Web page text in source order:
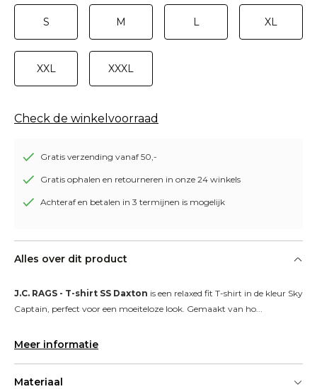
S M L XL
XXL XXXL
Check de winkelvoorraad
Gratis verzending vanaf 50,-
Gratis ophalen en retourneren in onze 24 winkels
Achteraf en betalen in 3 termijnen is mogelijk
Alles over dit product
J.C. RAGS - T-shirt SS Daxton is een relaxed fit T-shirt in de kleur Sky
Captain, perfect voor een moeiteloze look. Gemaakt van ho...
Meer informatie
Materiaal